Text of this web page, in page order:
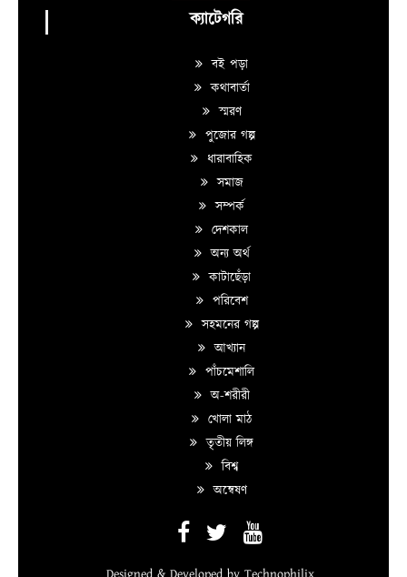
ক্যাটেগরি
বই পড়া
কথাবার্তা
স্মরণ
পুজোর গল্প
ধারাবাহিক
সমাজ
সম্পর্ক
দেশকাল
অন্য অর্থ
কাটাছেঁড়া
পরিবেশ
সহমনের গল্প
আখ্যান
পাঁচমেশালি
অ-শরীরী
খোলা মাঠ
তৃতীয় লিঙ্গ
বিশ্ব
অন্বেষণ